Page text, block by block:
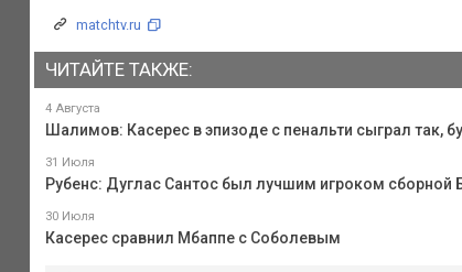
matchtv.ru
ЧИТАЙТЕ ТАКЖЕ:
4 Августа
Шалимов: Касерес в эпизоде с пенальти сыграл так,
31 Июля
Рубенс: Дуглас Сантос был лучшим игроком сборной
30 Июля
Касерес сравнил Мбаппе с Соболевым